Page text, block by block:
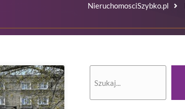
NieruchomosciSzybko.pl